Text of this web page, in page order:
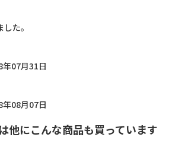
た。
07月31日
08月07日
他にこんな商品も買っています